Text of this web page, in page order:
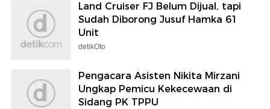
Land Cruiser FJ Belum Dijual, tapi
Sudah Diborong Jusuf Hamka 61
Unit
detikOto
Pengacara Asisten Nikita Mirzani
Ungkap Pemicu Kekecewaan di
Sidang PK TPPU